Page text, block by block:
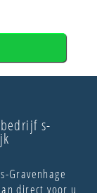
s-
Gravenhage
direct voor u